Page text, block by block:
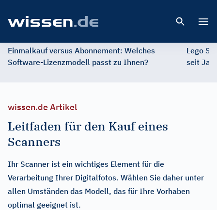
Einmalkauf versus Abonnement: Welches
Software-Lizenzmodell passt zu Ihnen?
Lego
seit
wissen.de Artikel
Leitfaden für den Kauf eines
Scanners
Ihr Scanner ist ein wichtiges Element für die
Verarbeitung Ihrer Digitalfotos. Wählen Sie daher unter
allen Umständen das Modell, das für Ihre Vorhaben
optimal geeignet ist.